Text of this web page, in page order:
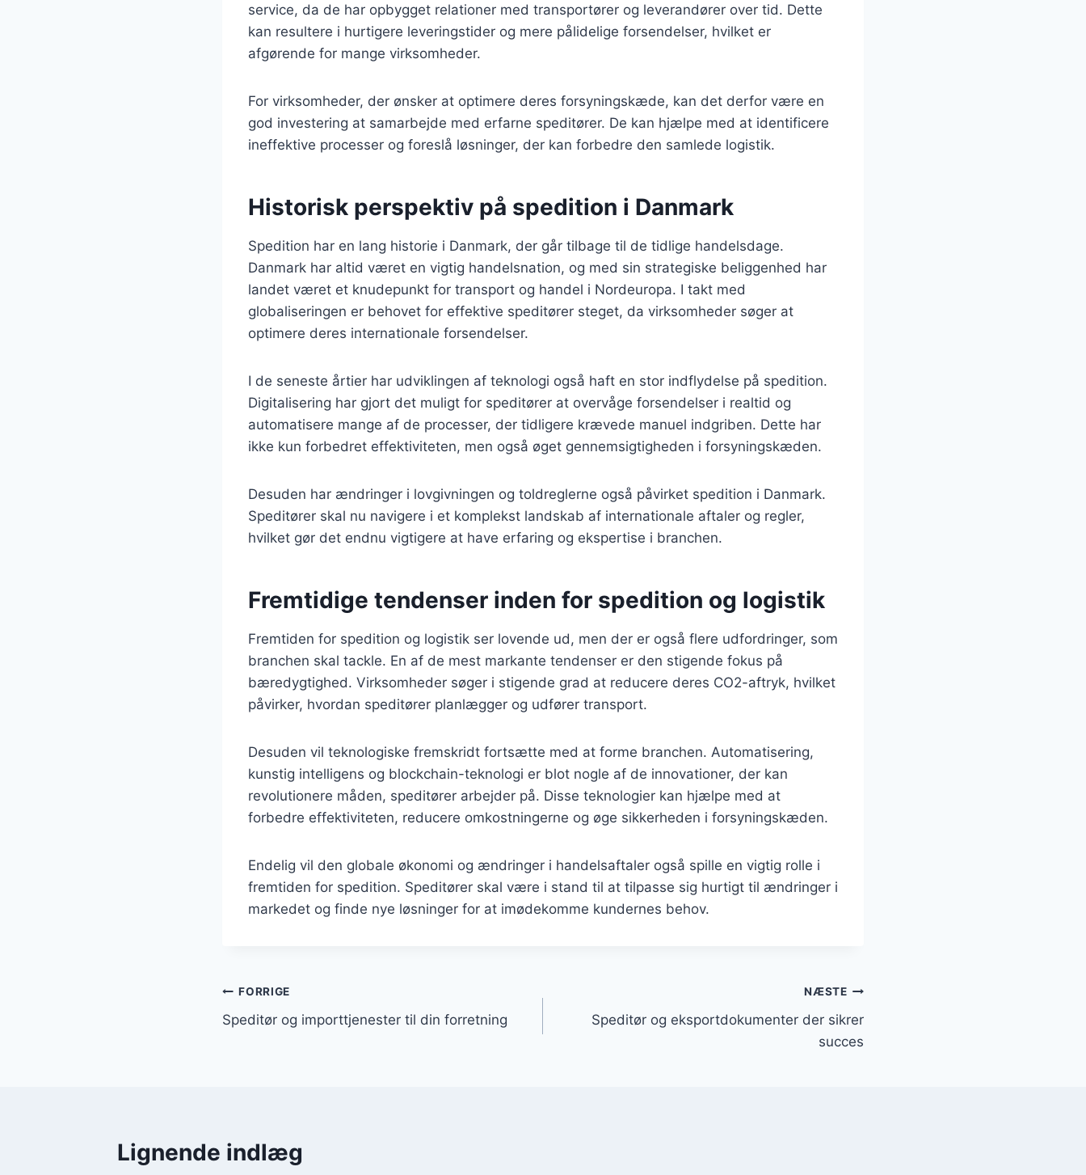
service, da de har opbygget relationer med transportører og leverandører over tid. Dette
kan resultere i hurtigere leveringstider og mere pålidelige forsendelser, hvilket er
afgørende for mange virksomheder.
For virksomheder, der ønsker at optimere deres forsyningskæde, kan det derfor være en
god investering at samarbejde med erfarne speditører. De kan hjælpe med at identificere
ineffektive processer og foreslå løsninger, der kan forbedre den samlede logistik.
Historisk perspektiv på spedition i Danmark
Spedition har en lang historie i Danmark, der går tilbage til de tidlige handelsdage.
Danmark har altid været en vigtig handelsnation, og med sin strategiske beliggenhed har
landet været et knudepunkt for transport og handel i Nordeuropa. I takt med
globaliseringen er behovet for effektive speditører steget, da virksomheder søger at
optimere deres internationale forsendelser.
I de seneste årtier har udviklingen af teknologi også haft en stor indflydelse på spedition.
Digitalisering har gjort det muligt for speditører at overvåge forsendelser i realtid og
automatisere mange af de processer, der tidligere krævede manuel indgriben. Dette har
ikke kun forbedret effektiviteten, men også øget gennemsigtigheden i forsyningskæden.
Desuden har ændringer i lovgivningen og toldreglerne også påvirket spedition i Danmark.
Speditører skal nu navigere i et komplekst landskab af internationale aftaler og regler,
hvilket gør det endnu vigtigere at have erfaring og ekspertise i branchen.
Fremtidige tendenser inden for spedition og logistik
Fremtiden for spedition og logistik ser lovende ud, men der er også flere udfordringer, som
branchen skal tackle. En af de mest markante tendenser er den stigende fokus på
bæredygtighed. Virksomheder søger i stigende grad at reducere deres CO2-aftryk, hvilket
påvirker, hvordan speditører planlægger og udfører transport.
Desuden vil teknologiske fremskridt fortsætte med at forme branchen. Automatisering,
kunstig intelligens og blockchain-teknologi er blot nogle af de innovationer, der kan
revolutionere måden, speditører arbejder på. Disse teknologier kan hjælpe med at
forbedre effektiviteten, reducere omkostningerne og øge sikkerheden i forsyningskæden.
Endelig vil den globale økonomi og ændringer i handelsaftaler også spille en vigtig rolle i
fremtiden for spedition. Speditører skal være i stand til at tilpasse sig hurtigt til ændringer i
markedet og finde nye løsninger for at imødekomme kundernes behov.
Indlægsnavigation
FORRIGE
Speditør og importtjenester til din forretning
NÆSTE
Speditør og eksportdokumenter der sikrer
succes
Lignende indlæg